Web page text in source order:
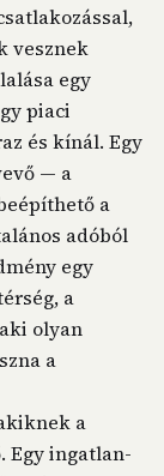
vesznek
egy
piaci
és kínál. Egy
— a
a
adóból
egy
a
olyan
a
a
Egy ingatlan-